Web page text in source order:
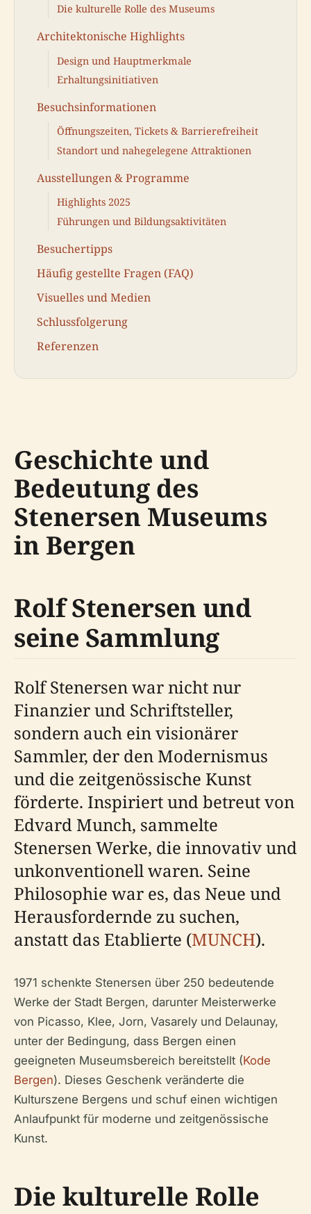
Die kulturelle Rolle des Museums
Architektonische Highlights
Design und Hauptmerkmale
Erhaltungsinitiativen
Besuchsinformationen
Öffnungszeiten, Tickets & Barrierefreiheit
Standort und nahegelegene Attraktionen
Ausstellungen & Programme
Highlights 2025
Führungen und Bildungsaktivitäten
Besuchertipps
Häufig gestellte Fragen (FAQ)
Visuelles und Medien
Schlussfolgerung
Referenzen
Geschichte und
Bedeutung des
Stenersen Museums
in Bergen
Rolf Stenersen und
seine Sammlung
Rolf Stenersen war nicht nur
Finanzier und Schriftsteller,
sondern auch ein visionärer
Sammler, der den Modernismus
und die zeitgenössische Kunst
förderte. Inspiriert und betreut von
Edvard Munch, sammelte
Stenersen Werke, die innovativ und
unkonventionell waren. Seine
Philosophie war es, das Neue und
Herausfordernde zu suchen,
anstatt das Etablierte (MUNCH).
1971 schenkte Stenersen über 250 bedeutende
Werke der Stadt Bergen, darunter Meisterwerke
von Picasso, Klee, Jorn, Vasarely und Delaunay,
unter der Bedingung, dass Bergen einen
geeigneten Museumsbereich bereitstellt (Kode
Bergen). Dieses Geschenk veränderte die
Kulturszene Bergens und schuf einen wichtigen
Anlaufpunkt für moderne und zeitgenössische
Kunst.
Die kulturelle Rolle